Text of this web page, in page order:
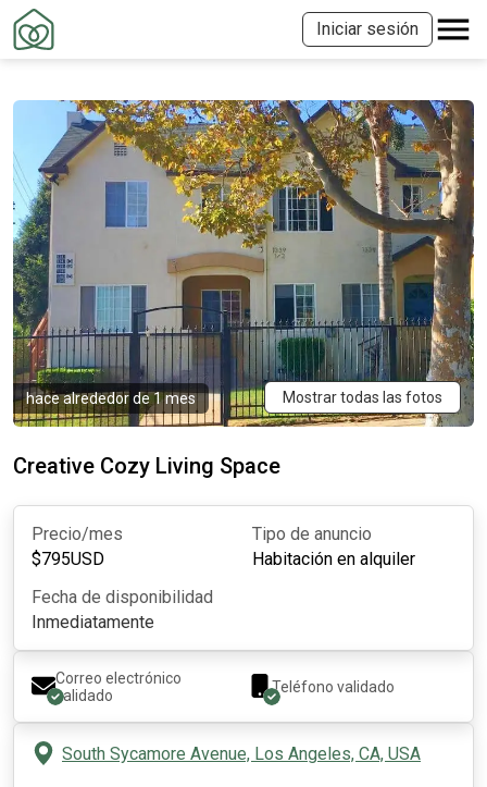
Iniciar sesión
hace alrededor de 1 mes Mostrar todas las fotos
Creative Cozy Living Space
Precio/mes
$795USD
Tipo de anuncio
Habitación en alquiler
Fecha de disponibilidad
Inmediatamente
Correo electrónico
validado
Teléfono validado
South Sycamore Avenue, Los Angeles, CA, USA